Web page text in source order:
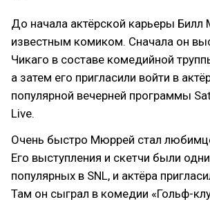
До начала актёрской карьеры
известным комиком. Сначала он
Чикаго в составе комедийной
а затем его пригласили войти в
популярной вечерней программы
Live.
Очень быстро Мюррей стал
Его выступления и скетчи были
популярных в SNL, и актёра
Там он сыграл в комедии «Гольф-